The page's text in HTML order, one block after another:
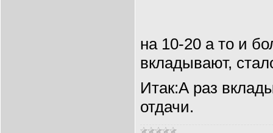
на 10-20 а то и
вкладывают,
Итак:А раз
отдачи.